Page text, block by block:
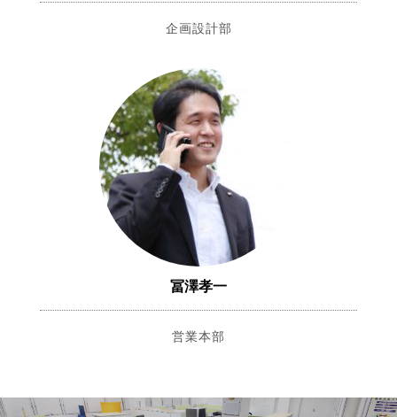
企画設計部
冨澤孝一
営業本部